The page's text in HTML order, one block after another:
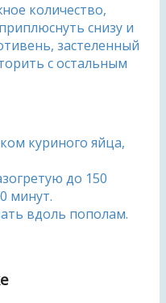
количество,
снизу и
застеленный
с остальным
куриного яйца,
до 150
минут.
вдоль пополам.